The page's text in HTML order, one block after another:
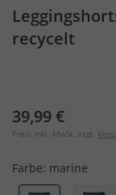
recycelt
39,99 €
Preis inkl. MwSt. zzgl.
Farbe: marine